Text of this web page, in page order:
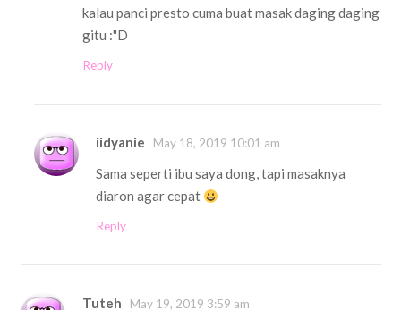
kalau panci presto cuma buat masak daging daging
gitu :"D
Reply
iidyanie May 18, 2019 10:01 am
Sama seperti ibu saya dong, tapi masaknya
diaron agar cepat
Reply
Tuteh May 19, 2019 3:59 am